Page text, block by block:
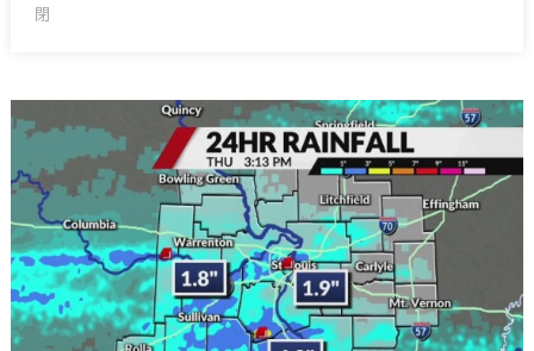
稅
日〉
中
隊
參
加
密
蘇
里
州
Branson
市
閉